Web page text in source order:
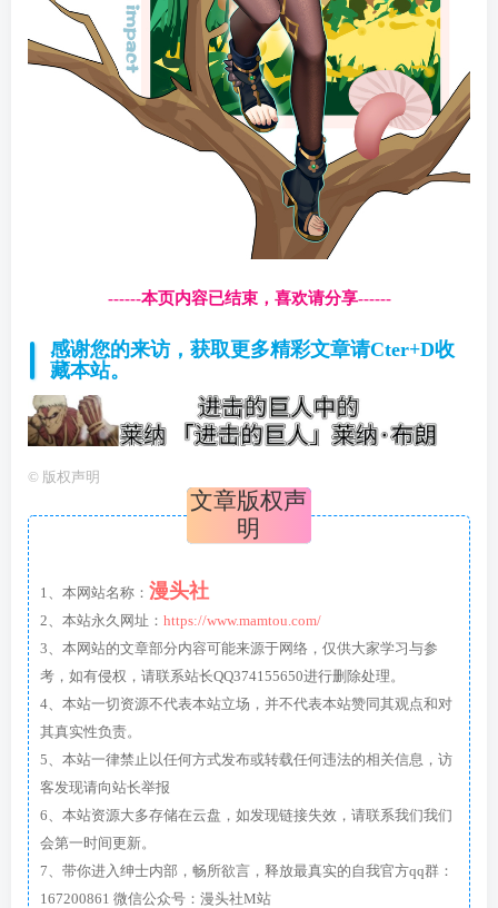
------本页内容已结束，喜欢请分享------
感谢您的来访，获取更多精彩文章请Cter+D收
藏本站。
© 版权声明
文章版权声
明
1、本网站名称： 漫头社
2、本站永久网址： https://www.mamtou.com/
3、本网站的文章部分内容可能来源于网络，仅供大家学习与参
考，如有侵权，请联系站长QQ374155650进行删除处理。
4、本站一切资源不代表本站立场，并不代表本站赞同其观点和对
其真实性负责。
5、本站一律禁止以任何方式发布或转载任何违法的相关信息，访
客发现请向站长举报
6、本站资源大多存储在云盘，如发现链接失效，请联系我们我们
会第一时间更新。
7、带你进入绅士内部，畅所欲言，释放最真实的自我官方qq群：
167200861 微信公众号：漫头社M站